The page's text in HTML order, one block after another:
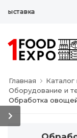
Главная
Каталог
Оборудование и
Обработка